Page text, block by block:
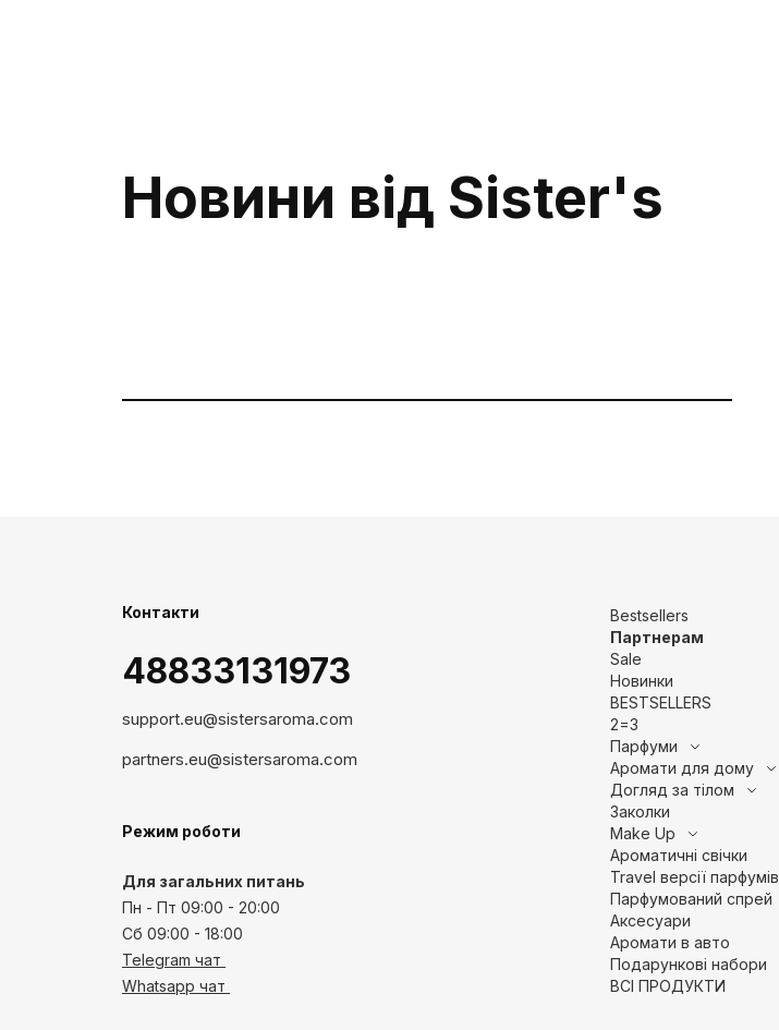
Telegram
21.00
Новини від Sister's
Контакти
48833131973
support.eu@sistersaroma.com
partners.eu@sistersaroma.com
Режим роботи
Для загальних питань
Пн - Пт 09:00 - 20:00
Сб 09:00 - 18:00
Telegram чат
Whatsapp чат
Bestsellers
Партнерам
Sale
Новинки
BESTSELLERS
2=3
Парфуми
Аромати для дому
Догляд за тілом
Заколки
Make Up
Ароматичні свічки
Travel версії парфумів
Парфумований спрей
Аксесуари
Аромати в авто
Подарункові набори
ВСІ ПРОДУКТИ